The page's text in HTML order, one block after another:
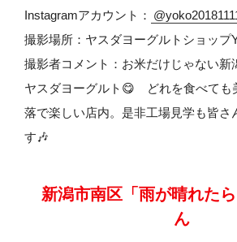
Instagramアカウント：
撮影場所：ヤスダヨーグルトショップ
撮影者コメント：お米だけじゃない
ヤスダヨーグルト😋 どれを食べても
落で楽しい店内。是非工場見学も皆さ
す🎶
新潟市南区「雨が晴れた
ん